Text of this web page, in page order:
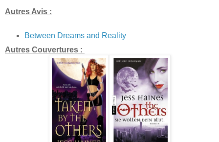
Autres Avis :
Between Dreams and Reality
Autres Couvertures :